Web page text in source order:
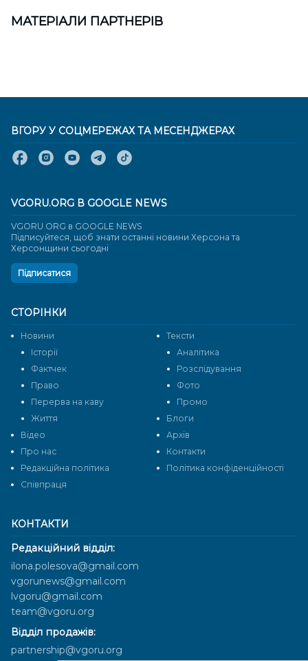
МАТЕРІАЛИ ПАРТНЕРІВ
КОНТАКТИ
Редакційний відділ:
ilona.polesova@gmail.com
vgorunews@gmail.com
lvgoru@gmail.com
team@vgoru.org
Відділ продажів:
partnership@vgoru.org
СТОРІНКИ
Новини
Тексти
Історії
Аналітика
Фактчек
Розслідування
Право
Фото
Перерва на каву
Промо
Життя
Блоги
Відео
Архів
Про нас
Контакти
Редакційна політика
Політика конфіденційності
Cпівпраця
ВГОРУ У СОЦМЕРЕЖАХ ТА МЕСЕНДЖЕРАХ
VGORU.ORG В GOOGLE NEWS
VGORU.ORG в GOOGLE NEWS
Підписуйтеся, щоб знати останні новини Херсона та
Херсонщини сьогодні
Підписатися